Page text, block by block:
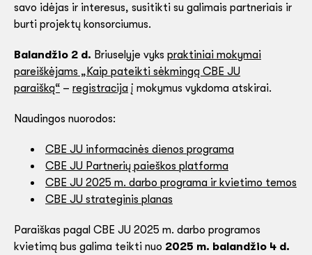
savo idėjas ir interesus, susitikti su galimais partneriais ir
burti projektų konsorciumus.
Balandžio 2 d. Briuselyje vyks praktiniai mokymai
pareiškėjams „Kaip pateikti sėkmingą CBE JU
paraišką“ – registracija į mokymus vykdoma atskirai.
Naudingos nuorodos:
CBE JU informacinės dienos programa
CBE JU Partnerių paieškos platforma
CBE JU 2025 m. darbo programa ir kvietimo temos
CBE JU strateginis planas
Paraiškas pagal CBE JU 2025 m. darbo programos
kvietimą bus galima teikti nuo 2025 m. balandžio 4 d.